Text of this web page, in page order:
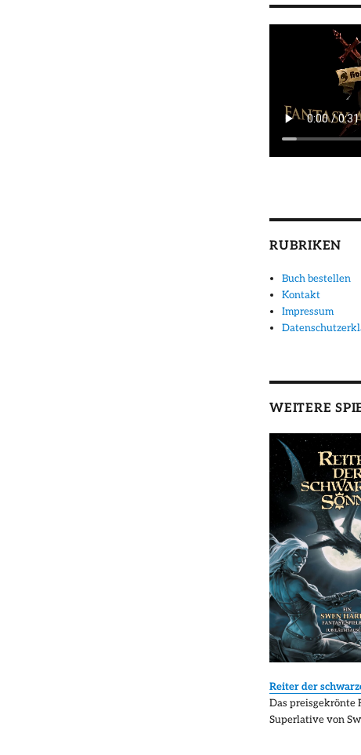
RUBRIKEN
Buch bestellen
Kontakt
Impressum
WEITERE
Reiter der
Das preisgekrönte
Superlative von